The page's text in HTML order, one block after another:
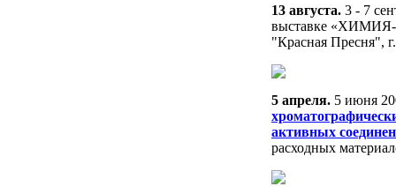
13 августа. 3 - 7
выставке «ХИМИЯ-
"Красная Пресня",
5 апреля. 5 июня
активных
расходных